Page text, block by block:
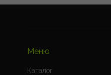
Меню
Каталог